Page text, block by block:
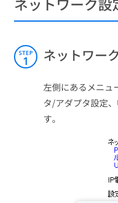
STEP
1 ネットワー
左側にあるメニ
タ/アダプタ設定
す。